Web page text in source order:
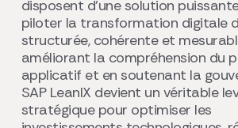
disposent d’une solution
piloter la transformation digitale
structurée, cohérente et
améliorant la compréhension du
applicatif et en soutenant la
SAP LeanIX devient un véritable
stratégique pour optimiser les